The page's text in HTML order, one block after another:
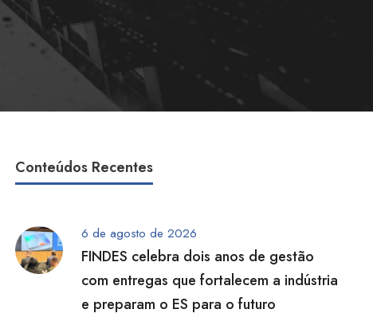
Conteúdos Recentes
6 de agosto de 2026
FINDES celebra dois anos de gestão
com entregas que fortalecem a indústria
e preparam o ES para o futuro